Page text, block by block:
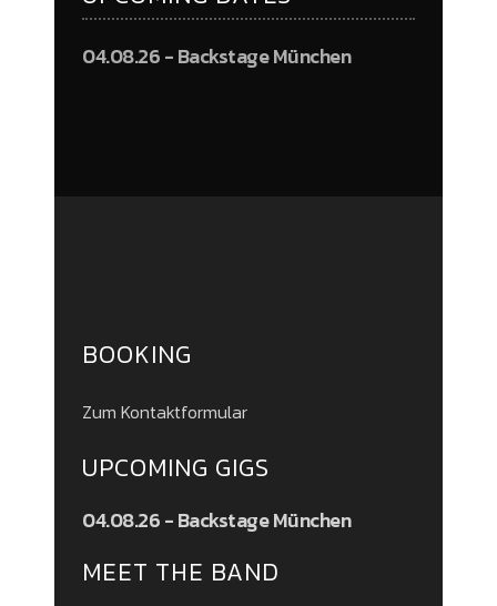
04.08.26 - Backstage München
BOOKING
Zum Kontaktformular
UPCOMING GIGS
04.08.26 - Backstage München
MEET THE BAND